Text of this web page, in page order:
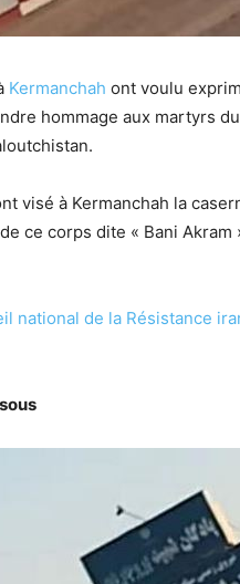
Kermanchah ont voulu
hommage aux martyrs
visé à Kermanchah la
ce corps dite « Bani
national de la Résistance